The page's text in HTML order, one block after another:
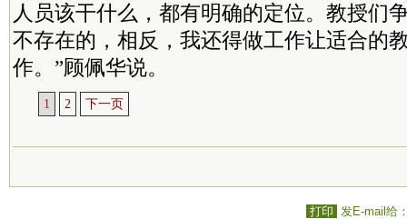
人员该干什么，都有明确的定位。教授们
不存在的，相反，我还得做工作让适合的
作。”顾佩华说。
1 2 下一页
打印 发E-mail给